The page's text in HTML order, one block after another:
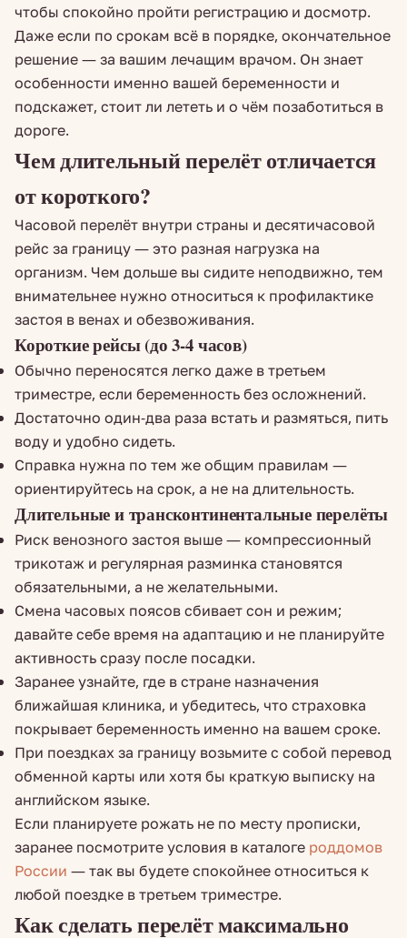
чтобы спокойно пройти регистрацию и досмотр.
Даже если по срокам всё в порядке, окончательное
решение — за вашим лечащим врачом. Он знает
особенности именно вашей беременности и
подскажет, стоит ли лететь и о чём позаботиться в
дороге.
Чем длительный перелёт отличается
от короткого?
Часовой перелёт внутри страны и десятичасовой
рейс за границу — это разная нагрузка на
организм. Чем дольше вы сидите неподвижно, тем
внимательнее нужно относиться к профилактике
застоя в венах и обезвоживания.
Короткие рейсы (до 3-4 часов)
Обычно переносятся легко даже в третьем
триместре, если беременность без осложнений.
Достаточно один-два раза встать и размяться, пить
воду и удобно сидеть.
Справка нужна по тем же общим правилам —
ориентируйтесь на срок, а не на длительность.
Длительные и трансконтинентальные перелёты
Риск венозного застоя выше — компрессионный
трикотаж и регулярная разминка становятся
обязательными, а не желательными.
Смена часовых поясов сбивает сон и режим;
давайте себе время на адаптацию и не планируйте
активность сразу после посадки.
Заранее узнайте, где в стране назначения
ближайшая клиника, и убедитесь, что страховка
покрывает беременность именно на вашем сроке.
При поездках за границу возьмите с собой перевод
обменной карты или хотя бы краткую выписку на
английском языке.
Если планируете рожать не по месту прописки,
заранее посмотрите условия в каталоге роддомов
России — так вы будете спокойнее относиться к
любой поездке в третьем триместре.
Как сделать перелёт максимально